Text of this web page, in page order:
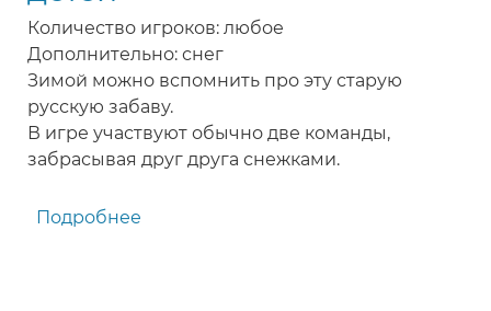
Количество игроков: любое
Дополнительно: снег
Зимой можно вспомнить про эту старую
русскую забаву.
В игре участвуют обычно две команды,
забрасывая друг друга снежками.
Подробнее